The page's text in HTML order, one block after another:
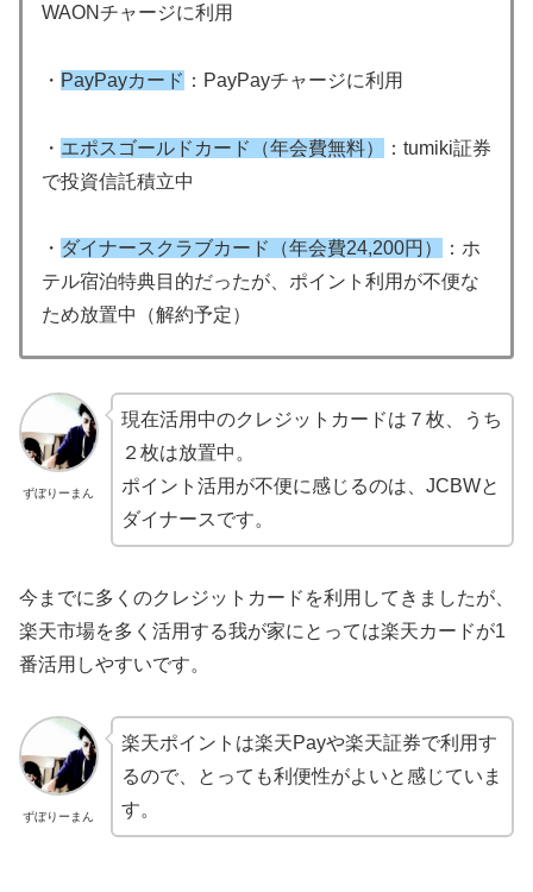
WAONチャージに利用
・ PayPayカード ：PayPayチャージに利用
・ エポスゴールドカード（年会費無料）
：tumiki証券
で投資信託積立中
・ ダイナースクラブカード（年会費24,200円）
：ホ
テル宿泊特典目的だったが、ポイント利用が不便な
ため放置中（解約予定）
ずぼりーまん
現在活用中のクレジットカードは７枚、うち
２枚は放置中。
ポイント活用が不便に感じるのは、JCBWと
ダイナースです。
今までに多くのクレジットカードを利用してきましたが、
楽天市場を多く活用する我が家にとっては楽天カードが1
番活用しやすいです。
ずぼりーまん
楽天ポイントは楽天Payや楽天証券で利用す
るので、とっても利便性がよいと感じていま
す。